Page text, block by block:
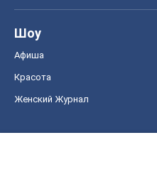
Шоу
Афиша
Красота
Женский Журнал